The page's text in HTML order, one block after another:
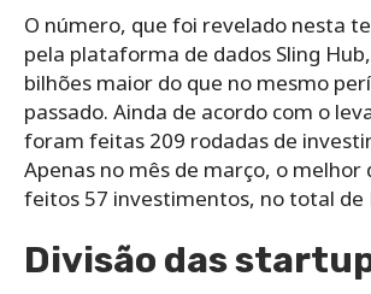
O número, que foi revelado nesta
pela plataforma de dados Sling
bilhões maior do que no mesmo
passado. Ainda de acordo com o
foram feitas 209 rodadas de
Apenas no mês de março, o melhor
feitos 57 investimentos, no total de
Divisão das